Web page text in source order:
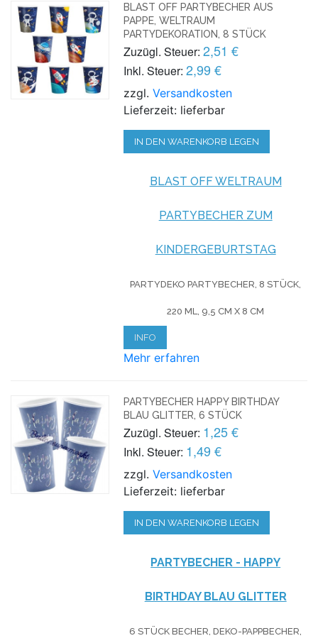
BLAST OFF PARTYBECHER AUS
PAPPE, WELTRAUM
PARTYDEKORATION, 8 STÜCK
Zuzügl. Steuer: 2,51 €
Inkl. Steuer: 2,99 €
zzgl.Versandkosten
Lieferzeit: lieferbar
IN DEN WARENKORB LEGEN
BLAST OFF WELTRAUM
PARTYBECHER ZUM
KINDERGEBURTSTAG
PARTYDEKO PARTYBECHER, 8 STÜCK,
220 ML, 9,5 CM X 8 CM
INFO
Mehr erfahren
PARTYBECHER HAPPY BIRTHDAY
BLAU GLITTER, 6 STÜCK
Zuzügl. Steuer: 1,25 €
Inkl. Steuer: 1,49 €
zzgl.Versandkosten
Lieferzeit: lieferbar
IN DEN WARENKORB LEGEN
PARTYBECHER - HAPPY
BIRTHDAY BLAU GLITTER
6 STÜCK BECHER, DEKO-PAPPBECHER,